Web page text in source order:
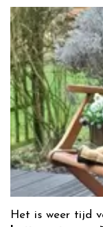
Het is weer tijd